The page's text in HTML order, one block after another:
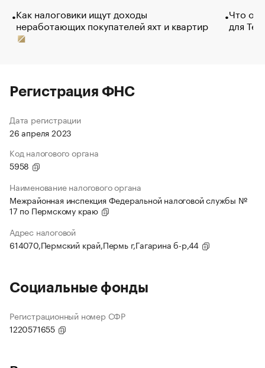
Как налоговики ищут доходы
неработающих покупателей яхт и квартир
Что
для
Регистрация ФНС
Дата регистрации
26 апреля 2023
Код налогового органа
5958
Наименование налогового органа
Межрайонная инспекция Федеральной налоговой службы №
17 по Пермскому краю
Адрес налоговой
614070,Пермский край,Пермь г,Гагарина б-р,44
Социальные фонды
Регистрационный номер СФР
1220571655